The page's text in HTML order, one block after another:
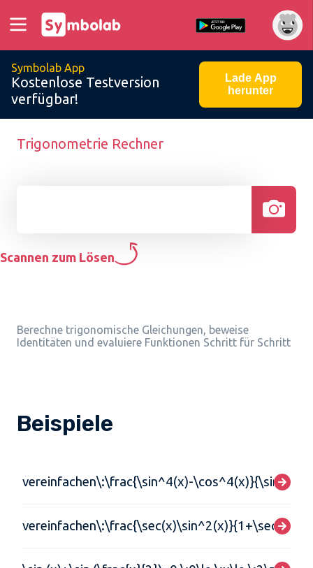
Symbolab App
Kostenlose Testversion
verfügbar!
Lade App
herunter
Trigonometrie Rechner
Scannen zum Lösen
Berechne trigonomische Gleichungen, beweise
Identitäten und evaluiere Funktionen Schritt für Schritt
Beispiele
vereinfachen\:\frac{\sin^4(x)-
vereinfachen\:\frac{\sec(x)\sin^2(x)}{1+\sec(x)}